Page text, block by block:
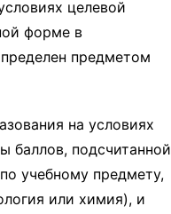
целевой
форме в
предметом
на условиях
баллов, подсчитанной
учебному предмету,
или химия), и